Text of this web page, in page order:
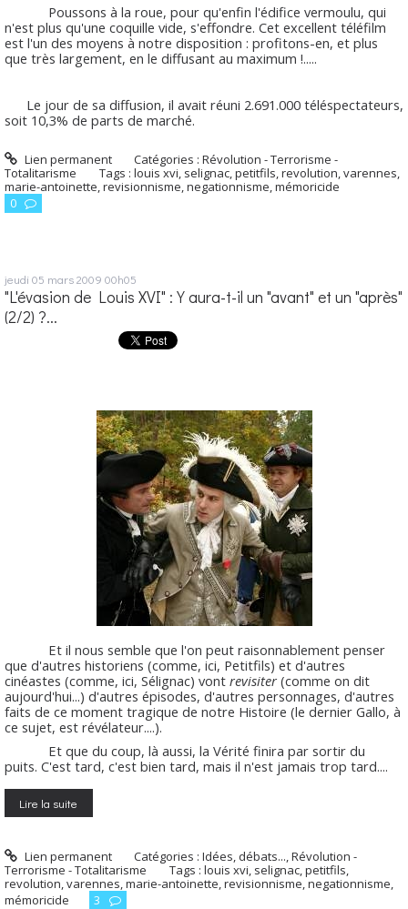
Poussons à la roue, pour qu'enfin l'édifice vermoulu, qui
n'est plus qu'une coquille vide, s'effondre. Cet excellent téléfilm
est l'un des moyens à notre disposition : profitons-en, et plus
que très largement, en le diffusant au maximum !.....
Le jour de sa diffusion, il avait réuni 2.691.000 téléspectateurs,
soit 10,3% de parts de marché.
Lien permanent Catégories :Révolution - Terrorisme -
Totalitarisme
Tags : louis xvi, selignac,petitfils,revolution,varennes,
marie-antoinette,revisionnisme,negationnisme,mémoricide
0
jeudi 05 mars 2009 00h05
"L'évasion de Louis XVI" : Y aura-t-il un "avant" et un "après"
(2/2) ?...
Et il nous semble que l'on peut raisonnablement penser
que d'autres historiens (comme, ici, Petitfils) et d'autres
cinéastes (comme, ici, Sélignac) vont revisiter (comme on dit
aujourd'hui...) d'autres épisodes, d'autres personnages, d'autres
faits de ce moment tragique de notre Histoire (le dernier Gallo, à
ce sujet, est révélateur....).
Et que du coup, là aussi, la Vérité finira par sortir du
puits. C'est tard, c'est bien tard, mais il n'est jamais trop tard....
Lire la suite
Lien permanent Catégories :Idées, débats...,Révolution -
Terrorisme - Totalitarisme
Tags : louis xvi, selignac,petitfils,
revolution,varennes,marie-antoinette,revisionnisme,negationnisme,
mémoricide
3